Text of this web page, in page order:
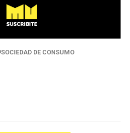
SOCIEDAD DE CONSUMO